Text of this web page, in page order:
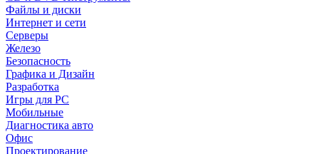
Файлы и диски
Интернет и сети
Серверы
Железо
Безопасность
Графика и Дизайн
Разработка
Игры для PC
Мобильные
Диагностика авто
Офис
Проектирование